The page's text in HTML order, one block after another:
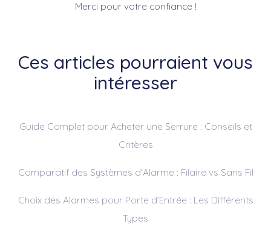
Merci pour votre confiance !
Ces articles pourraient vous
intéresser
Guide Complet pour Acheter une Serrure : Conseils et
Critères
Comparatif des Systèmes d’Alarme : Filaire vs Sans Fil
Choix des Alarmes pour Porte d’Entrée : Les Différents
Types